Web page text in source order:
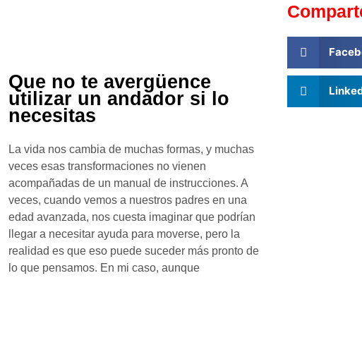
Que no te avergüence
utilizar un andador si lo
necesitas
La vida nos cambia de muchas formas, y muchas
veces esas transformaciones no vienen
acompañadas de un manual de instrucciones. A
veces, cuando vemos a nuestros padres en una
edad avanzada, nos cuesta imaginar que podrían
llegar a necesitar ayuda para moverse, pero la
realidad es que eso puede suceder más pronto de
lo que pensamos. En mi caso, aunque